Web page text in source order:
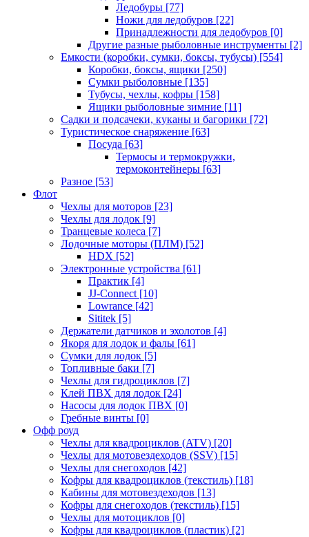
Ледобуры [77]
Ножи для ледобуров [22]
Принадлежности для ледобуров [0]
Другие разные рыболовные инструменты [2]
Емкости (коробки, сумки, боксы, тубусы) [554]
Коробки, боксы, ящики [250]
Сумки рыболовные [135]
Тубусы, чехлы, кофры [158]
Ящики рыболовные зимние [11]
Садки и подсачеки, куканы и багорики [72]
Туристическое снаряжение [63]
Посуда [63]
Термосы и термокружки,
термоконтейнеры [63]
Разное [53]
Флот
Чехлы для моторов [23]
Чехлы для лодок [9]
Транцевые колеса [7]
Лодочные моторы (ПЛМ) [52]
HDX [52]
Электронные устройства [61]
Практик [4]
JJ-Connect [10]
Lowrance [42]
Sititek [5]
Держатели датчиков и эхолотов [4]
Якоря для лодок и фалы [61]
Сумки для лодок [5]
Топливные баки [7]
Чехлы для гидроциклов [7]
Клей ПВХ для лодок [24]
Насосы для лодок ПВХ [0]
Гребные винты [0]
Офф роуд
Чехлы для квадроциклов (ATV) [20]
Чехлы для мотовездеходов (SSV) [15]
Чехлы для снегоходов [42]
Кофры для квадроциклов (текстиль) [18]
Кабины для мотовездеходов [13]
Кофры для снегоходов (текстиль) [15]
Чехлы для мотоциклов [0]
Кофры для квадроциклов (пластик) [2]